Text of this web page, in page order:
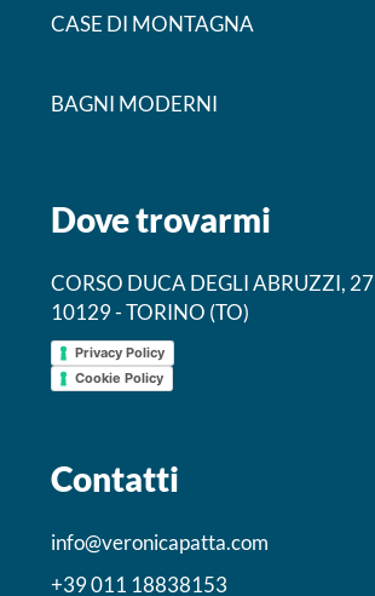
CASE DI MONTAGNA
BAGNI MODERNI
Dove trovarmi
CORSO DUCA DEGLI ABRUZZI, 27
10129 - TORINO (TO)
Privacy Policy
Cookie Policy
Contatti
info@veronicapatta.com
+39 011 18838153